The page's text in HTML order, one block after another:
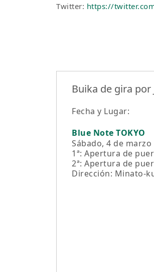
Twitter: https://
Buika de gira por
Fecha y Lugar:
Blue Note TOKYO
Sábado, 4 de marzo
1ª: Apertura de
2ª: Apertura de
Dirección: Minato-